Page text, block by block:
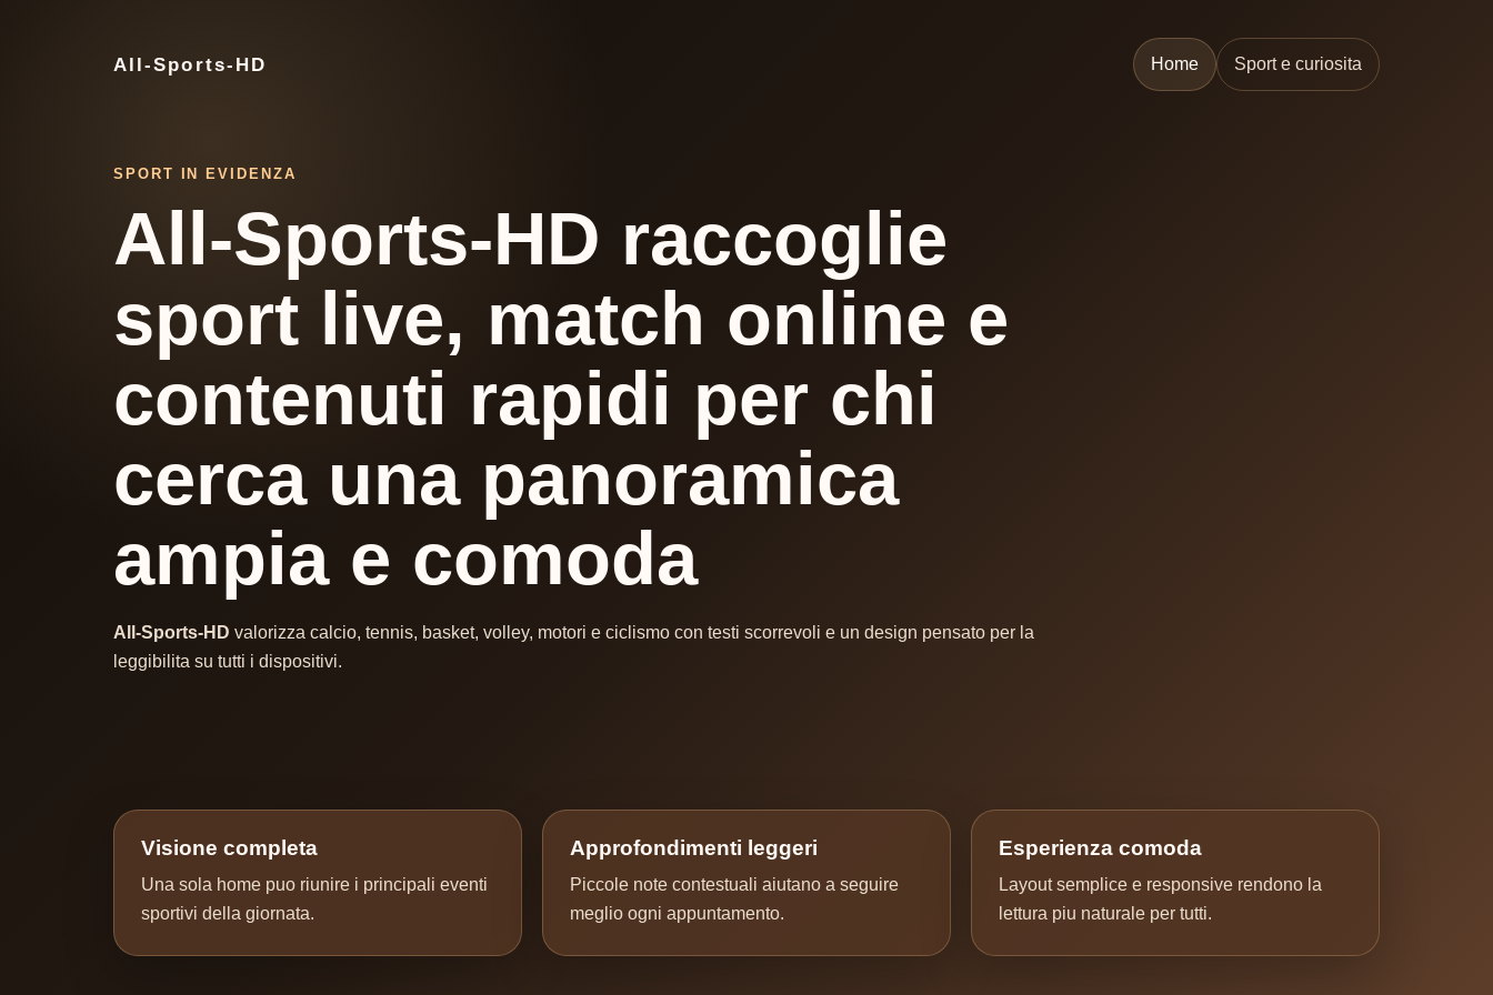
All-Sports-HD Home Sport e curiosita
SPORT IN EVIDENZA
All-Sports-HD raccoglie
sport live, match online e
contenuti rapidi per chi
cerca una panoramica
ampia e comoda
All-Sports-HD valorizza calcio, tennis, basket, volley, motori e ciclismo con testi scorrevoli e un design pensato per la
leggibilita su tutti i dispositivi.
Visione completa
Una sola home puo riunire i principali eventi
sportivi della giornata.
Approfondimenti leggeri
Piccole note contestuali aiutano a seguire
meglio ogni appuntamento.
Esperienza comoda
Layout semplice e responsive rendono la
lettura piu naturale per tutti.